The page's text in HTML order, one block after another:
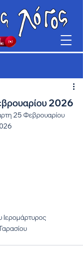
2026
25 Φεβρουαρίου
Ιερομάρτυρος